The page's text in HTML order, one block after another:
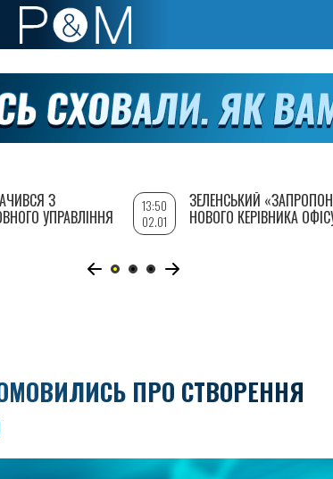
ПРО СТВОРЕННЯ
З
УПРАВЛІННЯ
13:50
02.01
ЗЕЛЕНСЬКИЙ
НОВОГО КЕРІВНИКА